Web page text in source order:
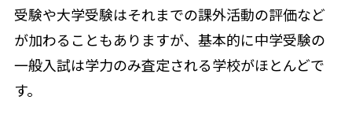
受験や大学受験はそれまでの課外活動の評価など
が加わることもありますが、基本的に中学受験の
一般入試は学力のみ査定される学校がほとんどで
す。